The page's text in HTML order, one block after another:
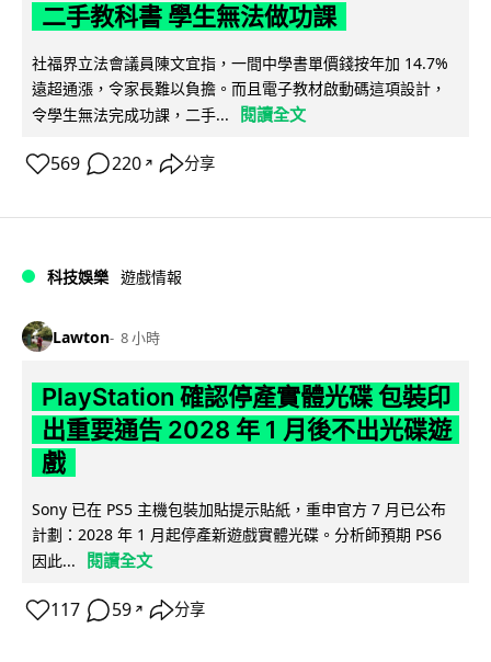
二手教科書 學生無法做功課
社福界立法會議員陳文宜指，一間中學書單價錢按年加 14.7%
遠超通漲，令家長難以負擔。而且電子教材啟動碼這項設計，
令學生無法完成功課，二手...
閱讀全文
569 220 ↗ 分享
科技娛樂 遊戲情報
Lawton 8 小時
PlayStation 確認停產實體光碟 包裝印
出重要通告 2028 年 1 月後不出光碟遊
戲
Sony 已在 PS5 主機包裝加貼提示貼紙，重申官方 7 月已公布
計劃：2028 年 1 月起停產新遊戲實體光碟。分析師預期 PS6
因此...
閱讀全文
117 59 ↗ 分享